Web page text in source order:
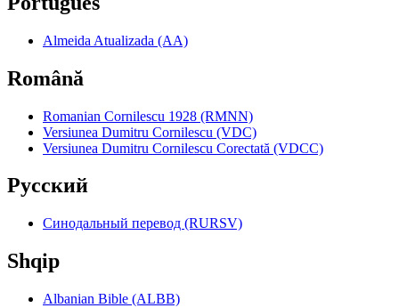
Almeida Atualizada (AA)
Română
Romanian Cornilescu 1928 (RMNN)
Versiunea Dumitru Cornilescu (VDC)
Versiunea Dumitru Cornilescu Corectată (VDCC)
Pyccкий
Синодальный перевод (RURSV)
Shqip
Albanian Bible (ALBB)